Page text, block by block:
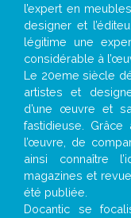
l’expert en
designer et
légitime une
considérable à
Le 20eme siècle
artistes et
d’une œuvre et
fastidieuse.
l’œuvre, de
ainsi connaître
magazines et
été publiée.
Docantic se